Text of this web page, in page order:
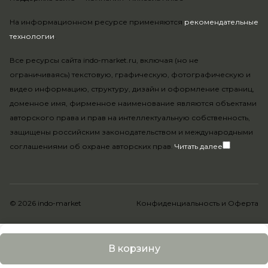
В корзину
На информационном ресурсе применяются рекомендательные
технологии.
Все ресурсы сайта indo-market.ru, включая (но не
ограничиваясь) текстовую, графическую, фотографическую и
видео информацию, структуру, дизайн и оформление страниц,
доменное имя, фирменное наименование являются объектами
авторского права и прав на интеллектуальную собственность,
защищены российским законодательством и международными
соглашениями об охране авторских прав. Читать далее
© 2026 indo-market Конфиденциальность и Оферта